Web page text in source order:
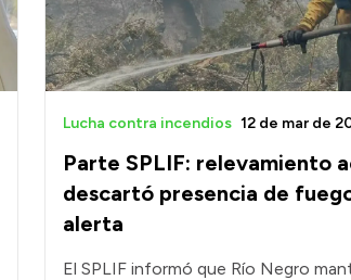
Parte SPLIF: relevamiento
descartó presencia de
alerta
Lucha contra incendios 12 de mar de
El SPLIF informó que Río Negro